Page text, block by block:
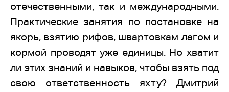
отечественными, так и международными.
Практические занятия по постановке на
якорь, взятию рифов, швартовкам лагом и
кормой проводят уже единицы. Но хватит
ли этих знаний и навыков, чтобы взять под
свою ответственность яхту? Дмитрий